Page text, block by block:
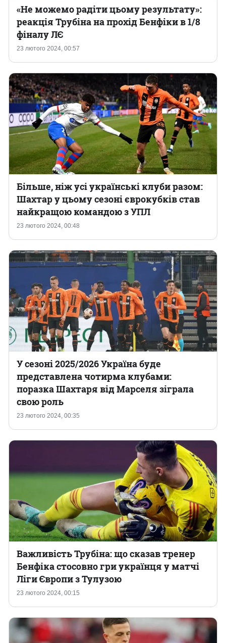
23 лютого 2024, 00:57
«Не можемо радіти цьому результату»:
реакція Трубіна на прохід Бенфіки в 1/8
фіналу ЛЄ
23 лютого 2024, 00:48
Більше, ніж усі українські клуби разом:
Шахтар у цьому сезоні єврокубків став
найкращою командою з УПЛ
23 лютого 2024, 00:35
У сезоні 2025/2026 Україна буде
представлена чотирма клубами:
поразка Шахтаря від Марселя зіграла
свою роль
23 лютого 2024, 00:15
Важливість Трубіна: що сказав тренер
Бенфіка стосовно гри українця у матчі
Ліги Європи з Тулузою